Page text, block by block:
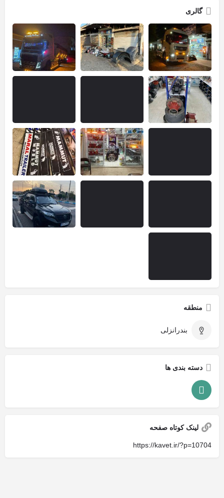
گالری
منطقه
بندرانزلی
دسته بندی ها
لینک کوتاه صفحه
https://kavet.ir/?p=10704